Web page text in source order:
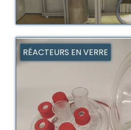
RÉACTEURS EN VERRE